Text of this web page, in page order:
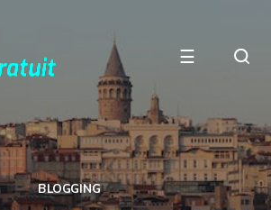
☰
BLOGGING